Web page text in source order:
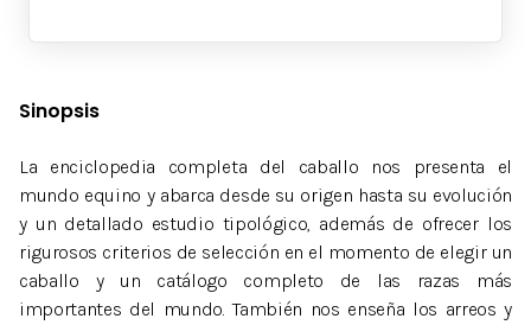
Sinopsis
La enciclopedia completa del caballo nos presenta el
mundo equino y abarca desde su origen hasta su evolución
y un detallado estudio tipológico, además de ofrecer los
rigurosos criterios de selección en el momento de elegir un
caballo y un catálogo completo de las razas más
importantes del mundo. También nos enseña los arreos y